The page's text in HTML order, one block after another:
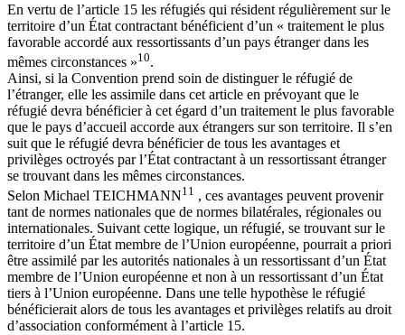
En vertu de l’article 15 les réfugiés qui résident régulièrement sur le
territoire d’un État contractant bénéficient d’un « traitement le plus
favorable accordé aux ressortissants d’un pays étranger dans les
mêmes circonstances »10.
Ainsi, si la Convention prend soin de distinguer le réfugié de
l’étranger, elle les assimile dans cet article en prévoyant que le
réfugié devra bénéficier à cet égard d’un traitement le plus favorable
que le pays d’accueil accorde aux étrangers sur son territoire. Il s’en
suit que le réfugié devra bénéficier de tous les avantages et
privilèges octroyés par l’État contractant à un ressortissant étranger
se trouvant dans les mêmes circonstances.
Selon Michael TEICHMANN11 , ces avantages peuvent provenir
tant de normes nationales que de normes bilatérales, régionales ou
internationales. Suivant cette logique, un réfugié, se trouvant sur le
territoire d’un État membre de l’Union européenne, pourrait a priori
être assimilé par les autorités nationales à un ressortissant d’un État
membre de l’Union européenne et non à un ressortissant d’un État
tiers à l’Union européenne. Dans une telle hypothèse le réfugié
bénéficierait alors de tous les avantages et privilèges relatifs au droit
d’association conformément à l’article 15.